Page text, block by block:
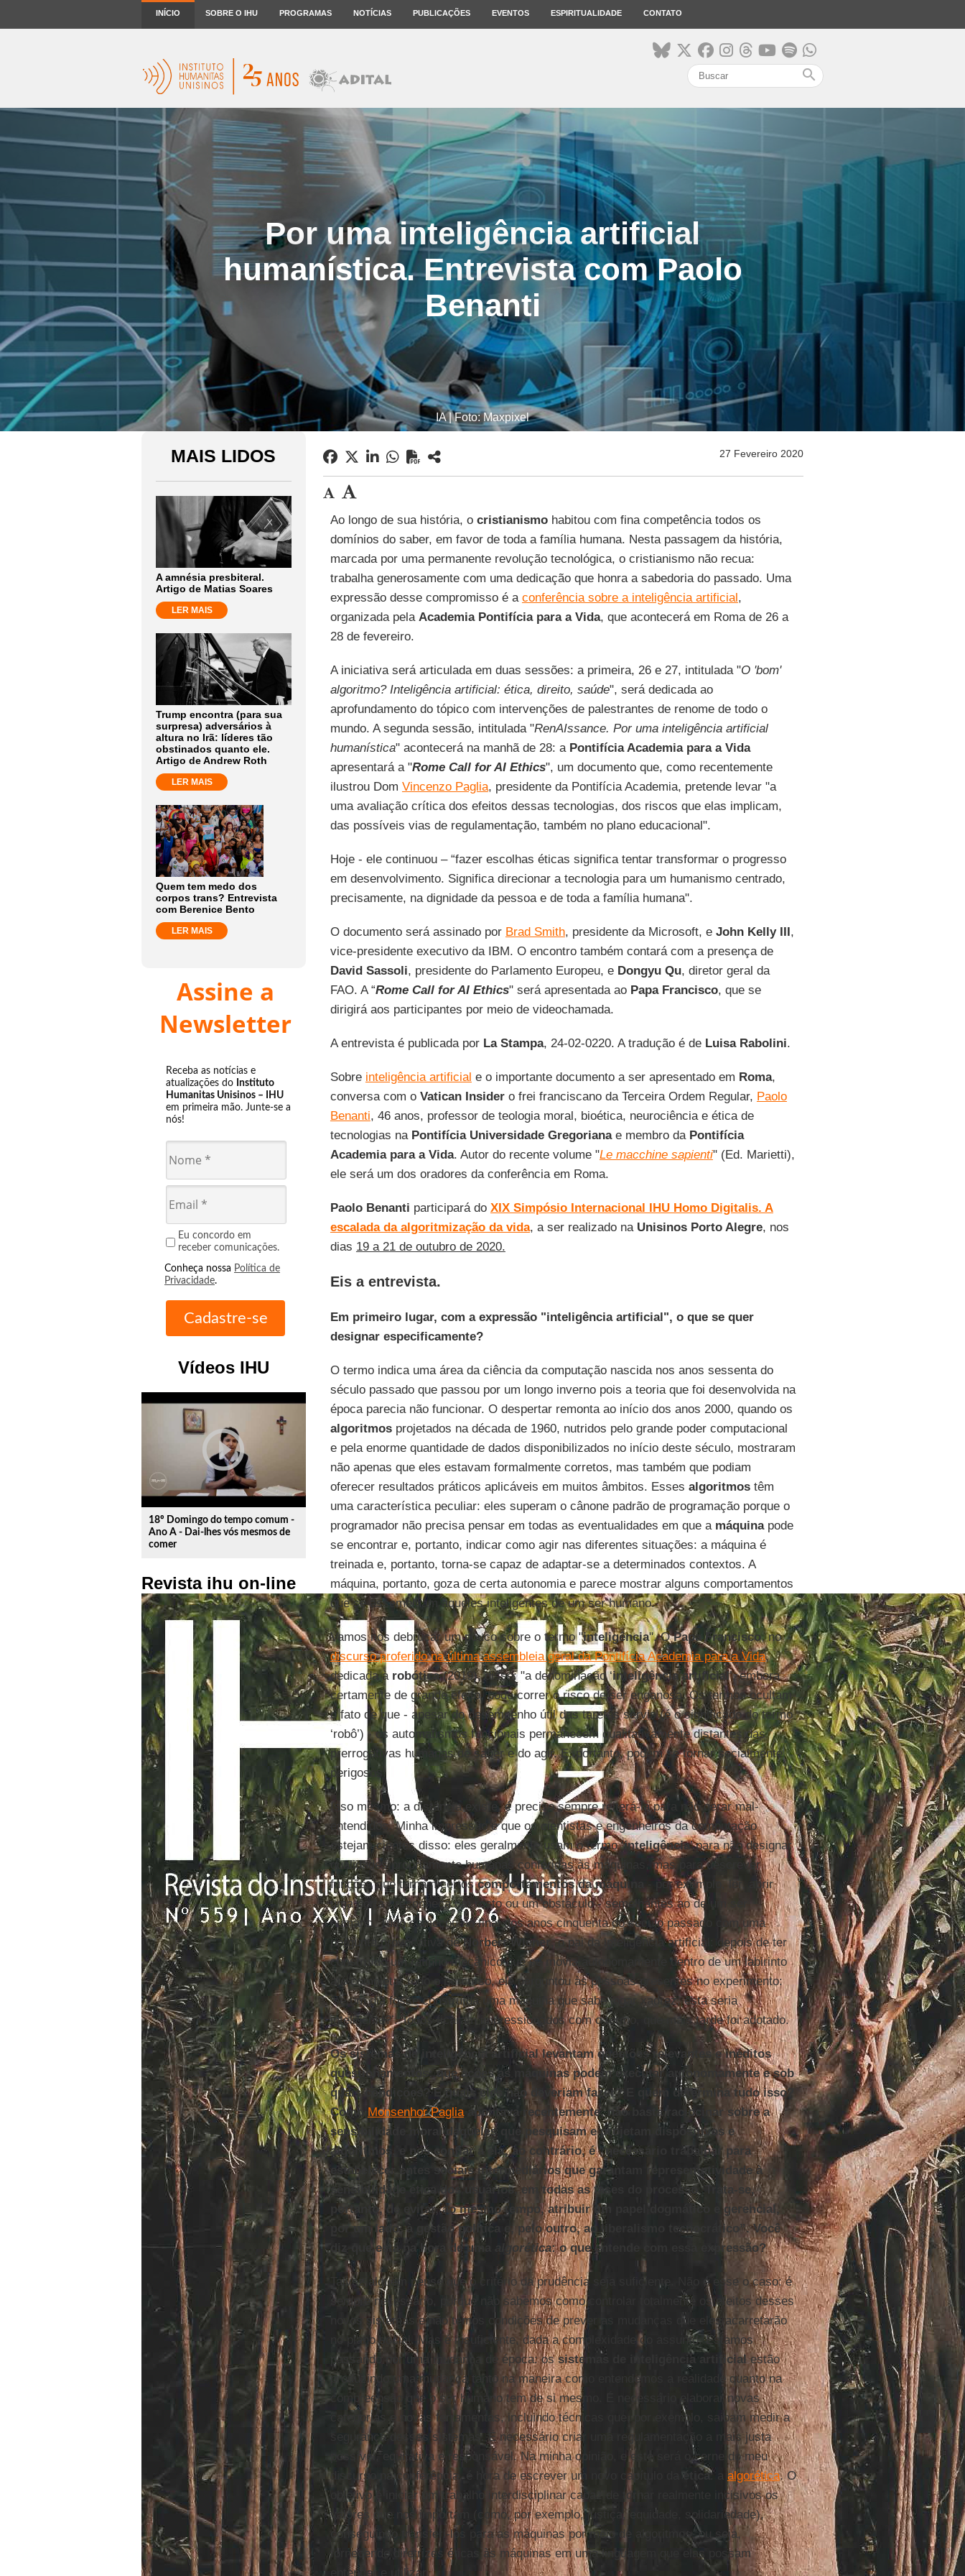
INÍCIO SOBRE O IHU PROGRAMAS NOTÍCIAS PUBLICAÇÕES EVENTOS ESPIRITUALIDADE CONTATO
search
Por uma inteligência artificial
humanística. Entrevista com Paolo
Benanti
IA | Foto: Maxpixel
MAIS LIDOS
A amnésia presbiteral.
Artigo de Matias Soares
LER MAIS
Trump encontra (para sua
surpresa) adversários à
altura no Irã: líderes tão
obstinados quanto ele.
Artigo de Andrew Roth
LER MAIS
Quem tem medo dos
corpos trans? Entrevista
com Berenice Bento
LER MAIS
Assine a
Newsletter
Receba as notícias e
atualizações do Instituto
Humanitas Unisinos – IHU
em primeira mão. Junte-se a
nós!
Eu concordo em
receber comunicações.
Conheça nossa Política de
Privacidade.
Vídeos IHU
play_circle_outline
18º Domingo do tempo comum -
Ano A - Dai-lhes vós mesmos de
comer
Revista ihu on-line
27 Fevereiro 2020
Ao longo de sua história, o cristianismohabitou com fina competência todos os
domínios do saber, em favor de toda a família humana. Nesta passagem da história,
marcada por uma permanente revolução tecnológica, o cristianismo não recua:
trabalha generosamente com uma dedicação que honra a sabedoria do passado. Uma
expressão desse compromisso é a conferência sobre a inteligência artificial,
organizada pela Academia Pontifícia para a Vida, que acontecerá em Roma de 26 a
28 de fevereiro.
A iniciativa será articulada em duas sessões: a primeira, 26 e 27, intitulada "O 'bom'
algoritmo? Inteligência artificial: ética, direito, saúde", será dedicada ao
aprofundamento do tópico com intervenções de palestrantes de renome de todo o
mundo. A segunda sessão, intitulada "RenAIssance. Por uma inteligência artificial
humanística" acontecerá na manhã de 28: a Pontifícia Academia para a Vida
apresentará a "Rome Call for AI Ethics", um documento que, como recentemente
ilustrou Dom Vincenzo Paglia, presidente da Pontifícia Academia, pretende levar "a
uma avaliação crítica dos efeitos dessas tecnologias, dos riscos que elas implicam,
das possíveis vias de regulamentação, também no plano educacional".
Hoje - ele continuou – “fazer escolhas éticas significa tentar transformar o progresso
em desenvolvimento. Significa direcionar a tecnologia para um humanismo centrado,
precisamente, na dignidade da pessoa e de toda a família humana".
O documento será assinado por Brad Smith, presidente da Microsoft, e John Kelly III,
vice-presidente executivo da IBM. O encontro também contará com a presença de
David Sassoli, presidente do Parlamento Europeu, e Dongyu Qu, diretor geral da
FAO. A “Rome Call for AI Ethics" será apresentada ao Papa Francisco, que se
dirigirá aos participantes por meio de videochamada.
A entrevista é publicada por La Stampa, 24-02-0220. A tradução é de Luisa Rabolini.
Sobre inteligência artificial e o importante documento a ser apresentado em Roma,
conversa com o Vatican Insidero frei franciscano da Terceira Ordem Regular, Paolo
Benanti, 46 anos, professor de teologia moral, bioética, neurociência e ética de
tecnologias na Pontifícia Universidade Gregorianae membro da Pontifícia
Academia para a Vida. Autor do recente volume "Le macchine sapienti" (Ed. Marietti),
ele será um dos oradores da conferência em Roma.
Paolo Benanti participará do XIX Simpósio Internacional IHU Homo Digitalis. A
escalada da algoritmização da vida, a ser realizado na Unisinos Porto Alegre, nos
dias 19 a 21 de outubro de 2020.
Eis a entrevista.
Em primeiro lugar, com a expressão "inteligência artificial", o que se quer
designar especificamente?
O termo indica uma área da ciência da computação nascida nos anos sessenta do
século passado que passou por um longo inverno pois a teoria que foi desenvolvida na
época parecia não funcionar. O despertar remonta ao início dos anos 2000, quando os
algoritmosprojetados na década de 1960, nutridos pelo grande poder computacional
e pela enorme quantidade de dados disponibilizados no início deste século, mostraram
não apenas que eles estavam formalmente corretos, mas também que podiam
oferecer resultados práticos aplicáveis em muitos âmbitos. Esses algoritmostêm
uma característica peculiar: eles superam o cânone padrão de programação porque o
programador não precisa pensar em todas as eventualidades em que a máquinapode
se encontrar e, portanto, indicar como agir nas diferentes situações: a máquina é
treinada e, portanto, torna-se capaz de adaptar-se a determinados contextos. A
máquina, portanto, goza de certa autonomia e parece mostrar alguns comportamentos
que se assemelham àqueles inteligentes de um ser humano.
Vamos nos debruçar um pouco sobre o termo "inteligência". OPapa Francisco, no
discurso proferido na última assembleia geral da Pontifícia Academia para a Vida,
dedicada à robótica(2019), disse: "a denominação ‘inteligência artificial’, embora
certamente de grande efeito, pode correr o risco de ser enganosa. Os termos ocultam
o fato de que - apesar do desempenho útil das tarefas servis (é o significado do termo
‘robô’) - os automatismos funcionais permanecem qualitativamente distantes das
prerrogativas humanas de saber e do agir. E, portanto, podem se tornar socialmente
perigosos.
Isso mesmo: a distância existe, é preciso sempre reiterá-la para não gerar mal-
entendidos. Minha impressão é que os cientistas e engenheiros da computação
estejam cientes disso: eles geralmente usam o termo ‘inteligência’ para não designar
qualidades propriamente humanas conferidas às máquinas, mas para descrever
funções que tornam certoscomportamentos da máquina
- por exemplo, ler, abrir
uma porta , reconheça um rosto ou um obstáculo - semelhantes ao de um ser
humano. Tudo começou no final dos anos cinquenta do século passado com uma
pergunta provocativa deNorbert Wiener, o pai da inteligência artificial: depois de ter
construído um ratinho mecânico que se movia autonomamente dentro de um labirinto
até completar todo o percurso, ele perguntou às pessoas presentes no experimento:
‘se um dia fosse construída uma máquina que sabe jogar xadrez, esta seria
inteligente?’. Todos ficaram impressionados com o termo, que mais tarde foi adotado.
Os sistemas de inteligência artificial levantam questões relevantes e inéditos
questionamentos: que ações as máquinas podem executar autonomamente e sob
quais condições? E quais eles não deveriam fazer? E quem determina tudo isso?
Como Monsenhor Pagliaapontava recentemente, não basta raciocinar sobre a
sensibilidade moral daqueles que pesquisam e projetam dispositivos e
algoritmos, e nos confiar a ela; ao contrário, é “necessário trabalhar para
estabelecer entes sociais intermediários que garantam representatividade à
sensibilidade ética dos usuários, em todas as fases do processo. Trata-se,
portanto, de evitar, ao mesmo tempo, atribuir um papel dogmático e gerencial,
por um lado, à gestão política e, pelo outro, ao liberalismo tecnocrático”. Você
diz que está na hora de uma
algorética: o que entende com essa expressão?
Talvez alguém pense que o critério da prudência seja suficiente. Não é esse o caso: é
sempre necessário, porque não sabemos como controlar totalmente os efeitos desses
novos sistemas e não temos condições de prever as mudanças que eles acarretarão
no plano social. Mas é insuficiente, dada a complexidade do assunto. Estamos
passando por uma mudança de época: ossistemas de inteligência artificial estão
produzindo uma mudança tanto na maneira como entendemos a realidade quanto na
compreensão que o ser humano tem de si mesmo. É necessário elaborar novas
categorias e novas ferramentas, incluindo técnicas que, por exemplo, saibam medir a
segurança desses sistemas. É necessário criar uma regulamentação a mais justa
possível, equitativa e responsável. Na minha opinião, e este será o cerne do meu
discurso na conferência, é hora de escrever um novo capítulo daética: a algorética. O
objetivo é iniciar um trabalho interdisciplinar capaz de tornar realmente incisivos os
valores que nos importam (como, por exemplo, justiça, equidade, solidariedade),
conseguindo transferi-los para as máquinas por meio de algoritmos, ou seja,
fornecendo diretrizes éticas às máquinas em uma linguagem que elas possam
entender e utilizar.